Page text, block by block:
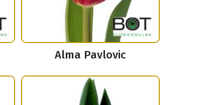
Alma Pavlovic